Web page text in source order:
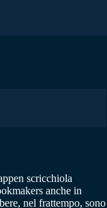
scricchiola
anche in
nel frattempo, sono